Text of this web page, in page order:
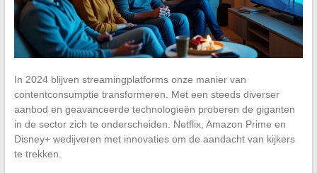
In 2024 blijven streamingplatforms onze manier van
contentconsumptie transformeren. Met een steeds diverser
aanbod en geavanceerde technologieën proberen de giganten
in de sector zich te onderscheiden. Netflix, Amazon Prime en
Disney+ wedijveren met innovaties om de aandacht van kijkers
te trekken.